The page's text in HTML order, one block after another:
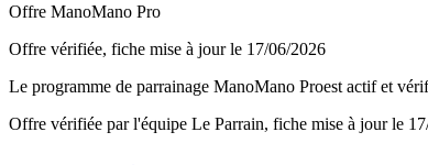
Offre ManoMano Pro
Offre vérifiée, fiche mise à jour le 17/06/2026
Le programme de parrainage ManoMano Proest actif et
Offre vérifiée par l'équipe Le Parrain, fiche mise à jour le